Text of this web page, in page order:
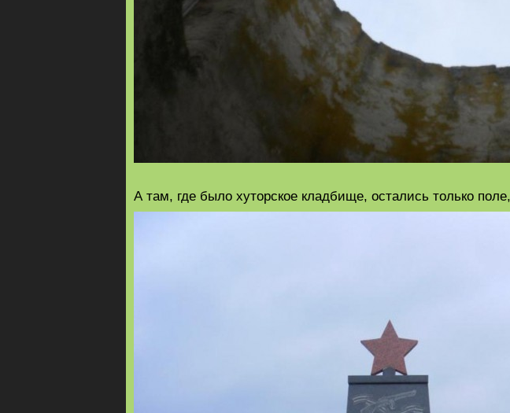
А там, где было хуторское кладбище, остались только